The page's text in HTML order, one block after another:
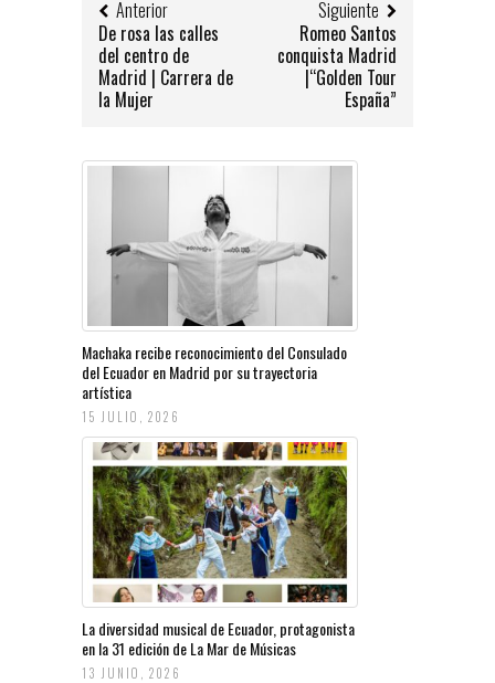
Anterior
De rosa las calles
del centro de
Madrid | Carrera de
la Mujer
Siguiente
Romeo Santos
conquista Madrid
|“Golden Tour
España”
Machaka recibe reconocimiento del Consulado
del Ecuador en Madrid por su trayectoria
artística
15 JULIO, 2026
La diversidad musical de Ecuador, protagonista
en la 31 edición de La Mar de Músicas
13 JUNIO, 2026